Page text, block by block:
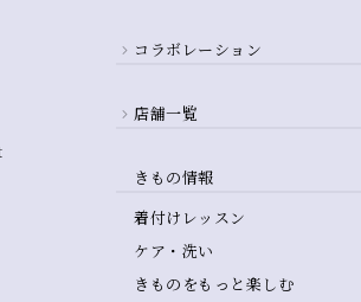
コラボレーション
店舗一覧
きもの情報
着付けレッスン
ケア・洗い
きものをもっと楽しむ